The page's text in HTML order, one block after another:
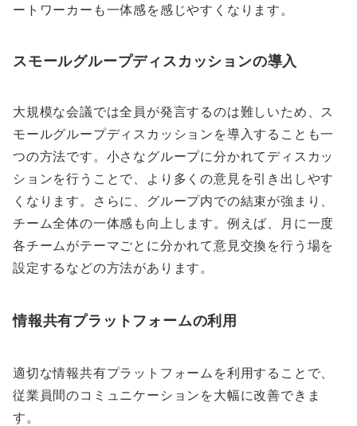
ートワーカーも一体感を感じやすくなります。
スモールグループディスカッションの導入
大規模な会議では全員が発言するのは難しいため、ス
モールグループディスカッションを導入することも一
つの方法です。小さなグループに分かれてディスカッ
ションを行うことで、より多くの意見を引き出しやす
くなります。さらに、グループ内での結束が強まり、
チーム全体の一体感も向上します。例えば、月に一度
各チームがテーマごとに分かれて意見交換を行う場を
設定するなどの方法があります。
情報共有プラットフォームの利用
適切な情報共有プラットフォームを利用することで、
従業員間のコミュニケーションを大幅に改善できま
す。